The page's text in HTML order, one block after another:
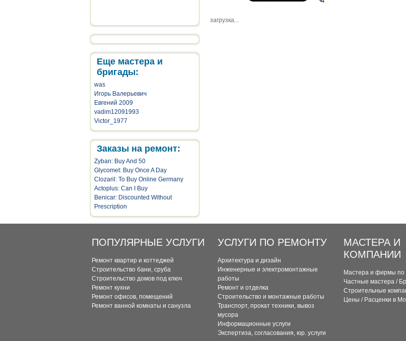
Еще мастера и
бригады:
was
Игорь Валерьевич
Евгений 2009
vadim12091993
Victor_1977
Заказы на ремонт:
Zyban: Buy And 50
Glycomet: Buy Once A Day
Clozaril: To Buy Online Germany
Actoplus: Can I Buy
Benicar: Discounted Without
Prescription
загрузка...
ПОПУЛЯРНЫЕ УСЛУГИ
Ремонт квартир и коттеджей
Строительство бани, сруба
Строительство домов под ключ
Ремонт кухни
Ремонт офисов, помещений
Ремонт ванной комнаты и санузла
УСЛУГИ ПО РЕМОНТУ
Архитектура и дизайн
Инженерные и электромонтажные
работы
Ремонт и отделка
Строительство и монтажные работы
Транспорт, прокат техники, вывоз
мусора
Информационные услуги
Экспертиза, согласования, юр. услуги
МАСТЕРА И
КОМПАНИИ
Мастера и фирмы по
Частные мастера /
Строительные
Цены / Расценки в